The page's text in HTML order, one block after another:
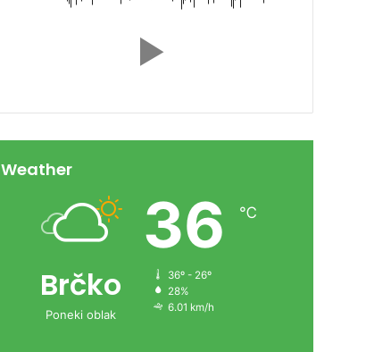
Weather
Brčko
Poneki oblak
36 ℃
36º - 26º
28%
6.01 km/h